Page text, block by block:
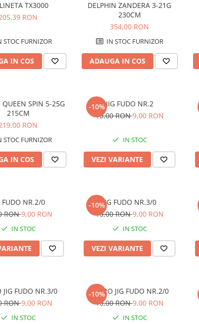
TX3000
RON
STOC FURNIZOR
IN COS
DELPHIN ZANDERA 3-21G
230CM
354,00 RON
IN STOC FURNIZOR
ADAUGA IN COS
QUEEN SPIN 5-25G
215CM
RON
STOC FURNIZOR
IN COS
-10%JIG FUDO NR.2
10,00 RON9,00 RON
IN STOC
VEZI VARIANTE
FUDO NR.2/0
RON9,00 RON
IN STOC
-10%JIG FUDO NR.3/0
10,00 RON9,00 RON
IN STOC
VEZI VARIANTE
JIG FUDO NR.3/0
RON9,00 RON
IN STOC
-10%
MICRO JIG FUDO NR.2/0
10,00 RON9,00 RON
IN STOC